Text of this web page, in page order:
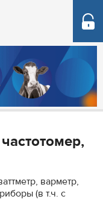
варметр,
(в т.ч. с